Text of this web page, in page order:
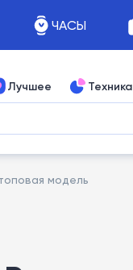
ЧАСЫ
Лучшее Техника
модель